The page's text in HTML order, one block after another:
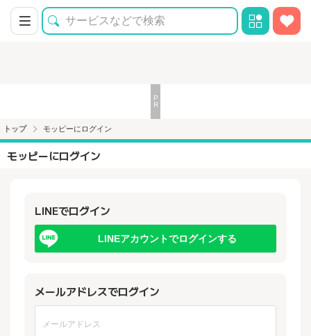
トップ モッピーにログイン
モッピーにログイン
LINEでログイン
LINEアカウントでログインする
メールアドレスでログイン